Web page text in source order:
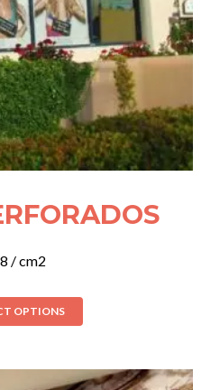
8 / cm2
OPTIONS